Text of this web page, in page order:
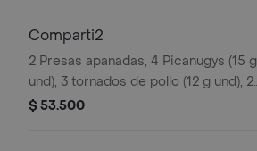
Comparti2
2 Presas apanadas, 4 Picanugys (15 g
und), 3 tornados de pollo (12 g und), 2
porciones de papas francesas
$ 53.500